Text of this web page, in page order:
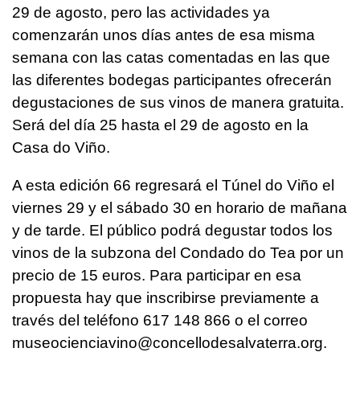
29 de agosto, pero las actividades ya
comenzarán unos días antes de esa misma
semana con las catas comentadas en las que
las diferentes bodegas participantes ofrecerán
degustaciones de sus vinos de manera gratuita.
Será del día 25 hasta el 29 de agosto en la
Casa do Viño.
A esta edición 66 regresará el Túnel do Viño el
viernes 29 y el sábado 30 en horario de mañana
y de tarde. El público podrá degustar todos los
vinos de la subzona del Condado do Tea por un
precio de 15 euros. Para participar en esa
propuesta hay que inscribirse previamente a
través del teléfono 617 148 866 o el correo
museocienciavino@concellodesalvaterra.org.